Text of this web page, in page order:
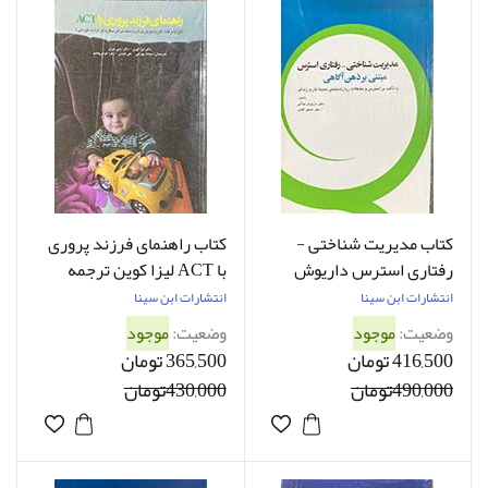
کتاب مدیریت شناختی -
رفتاری استرس داریوش
جلالی
انتشارات ابن سینا
وضعیت:موجود
416,500 تومان
490,000تومان
کتاب راهنمای فرزند پروری
با ACT لیزا کوین ترجمه
سجاد بهرامی
انتشارات ابن سینا
وضعیت:موجود
365,500 تومان
430,000تومان